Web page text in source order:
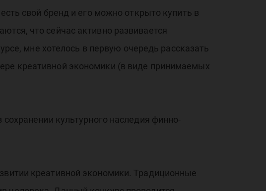
свой бренд и его можно открыто купить в
что сейчас активно развивается
мне хотелось в первую очередь рассказать
креативной экономики (в виде принимаемых
культурного наследия финно-
креативной экономики. Традиционные